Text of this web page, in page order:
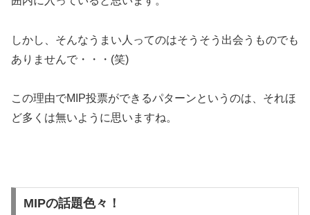
しかし、そんなうまい人ってのはそうそう出会うものでも
ありませんで・・・(笑)
この理由でMIP投票ができるパターンというのは、それほ
ど多くは無いように思いますね。
MIPの話題色々！